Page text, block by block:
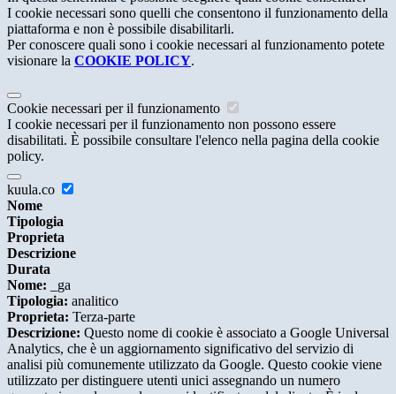
I cookie necessari sono quelli che consentono il funzionamento della
piattaforma e non è possibile disabilitarli.
Per conoscere quali sono i cookie necessari al funzionamento potete
visionare la COOKIE POLICY.
Cookie necessari per il funzionamento
I cookie necessari per il funzionamento non possono essere
disabilitati. È possibile consultare l'elenco nella pagina della cookie
policy.
kuula.co
Nome
Tipologia
Proprieta
Descrizione
Durata
Nome: _ga
Tipologia: analitico
Proprieta: Terza-parte
Descrizione: Questo nome di cookie è associato a Google Universal
Analytics, che è un aggiornamento significativo del servizio di
analisi più comunemente utilizzato da Google. Questo cookie viene
utilizzato per distinguere utenti unici assegnando un numero